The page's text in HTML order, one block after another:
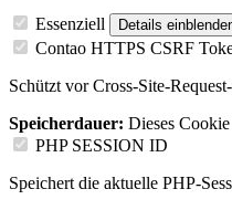
Essenziell Details
Contao HTTPS CSRF
Schützt vor Cross-Site-
Speicherdauer: Dieses
PHP SESSION ID
Speichert die aktuelle PHP-